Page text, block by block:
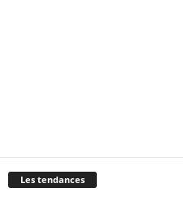
Les tendances